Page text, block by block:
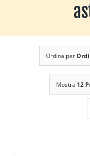
Ordina per
Mostra 12